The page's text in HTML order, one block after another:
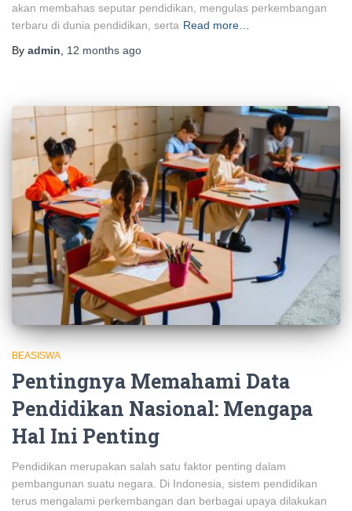
akan membahas seputar pendidikan, mengulas perkembangan
terbaru di dunia pendidikan, serta Read more…
By admin 12 months ago
BEASISWA
Pentingnya Memahami Data
Pendidikan Nasional: Mengapa
Hal Ini Penting
Pendidikan merupakan salah satu faktor penting dalam
pembangunan suatu negara. Di Indonesia, sistem pendidikan
terus mengalami perkembangan dan berbagai upaya dilakukan